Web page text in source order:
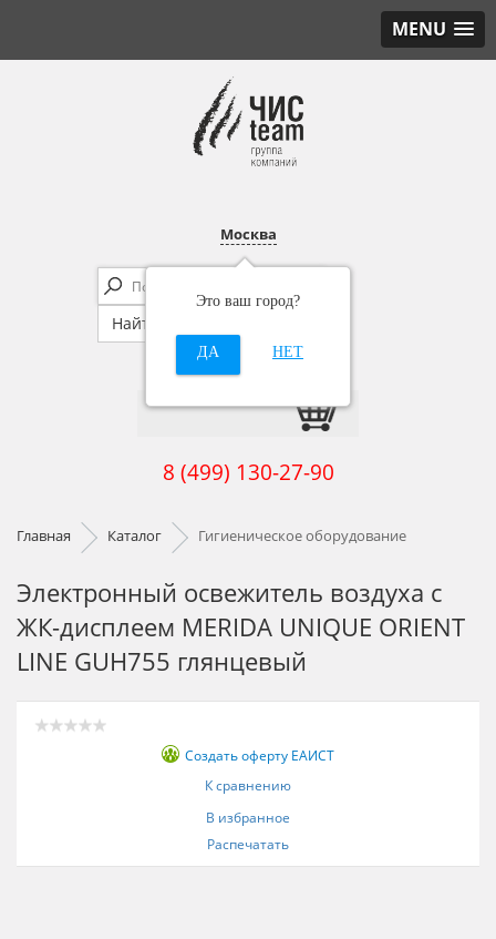
MENU
Москва
Это ваш город?
ДА НЕТ
8 (499) 130-27-90
Главная Каталог Гигиеническое оборудование
Электронный освежитель воздуха с
ЖК-дисплеем MERIDA UNIQUE ORIENT
LINE GUH755 глянцевый
Создать оферту ЕАИСТ
К сравнению
В избранное
Распечатать